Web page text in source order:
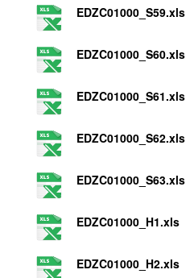
EDZC01000_S59.xls
EDZC01000_S60.xls
EDZC01000_S61.xls
EDZC01000_S62.xls
EDZC01000_S63.xls
EDZC01000_H1.xls
EDZC01000_H2.xls